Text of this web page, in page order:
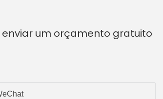
um orçamento gratuito